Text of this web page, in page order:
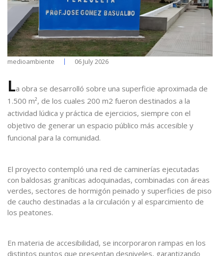
medioambiente 06 July 2026
La obra se desarrolló sobre una superficie aproximada de
1.500 m², de los cuales 200 m2 fueron destinados a la
actividad lúdica y práctica de ejercicios, siempre con el
objetivo de generar un espacio público más accesible y
funcional para la comunidad.
El proyecto contempló una red de caminerías ejecutadas
con baldosas graníticas adoquinadas, combinadas con áreas
verdes, sectores de hormigón peinado y superficies de piso
de caucho destinadas a la circulación y al esparcimiento de
los peatones.
En materia de accesibilidad, se incorporaron rampas en los
distintos puntos que presentan desniveles, garantizando